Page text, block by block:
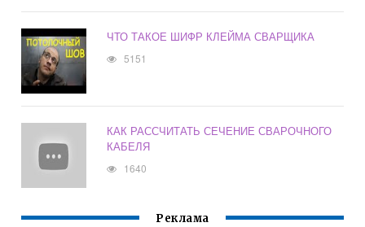
ЧТО ТАКОЕ ШИФР КЛЕЙМА СВАРЩИКА
5151
КАК РАССЧИТАТЬ СЕЧЕНИЕ СВАРОЧНОГО
КАБЕЛЯ
1640
Реклама